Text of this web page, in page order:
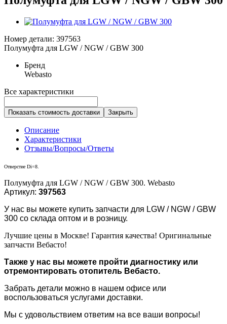
Номер детали: 397563
Полумуфта для LGW / NGW / GBW 300
Бренд
Webasto
Все характеристики
Показать стоимость доставки Закрыть
Описание
Характеристики
Отзывы/Вопросы/Ответы
Отверстие Di=8.
Полумуфта для LGW / NGW / GBW 300. Webasto
Артикул: 397563
У нас вы можете купить запчасти для LGW / NGW / GBW
300 со склада оптом и в розницу.
Лучшие цены в Москве! Гарантия качества! Оригинальные
запчасти Вебасто!
Также у нас вы можете пройти диагностику или
отремонтировать отопитель Вебасто.
Забрать детали можно в нашем офисе или
воспользоваться услугами доставки.
Мы с удовольствием ответим на все ваши вопросы!